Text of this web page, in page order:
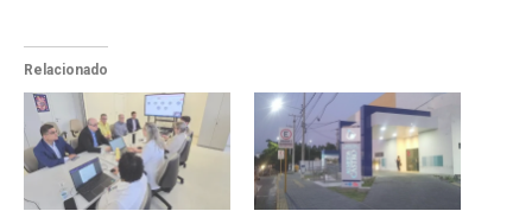
Relacionado